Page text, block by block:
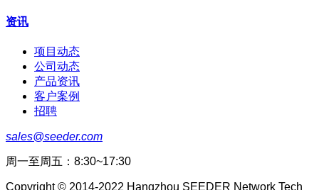
资讯
项目动态
公司动态
产品资讯
客户案例
招聘
sales@seeder.com
周一至周五：8:30~17:30
Copyright © 2014-2022 Hangzhou SEEDER Network Tech